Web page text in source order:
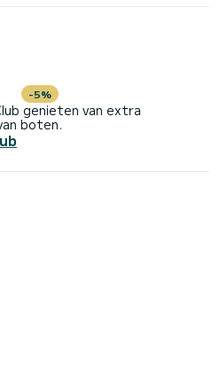
-5%
genieten van extra
boten.